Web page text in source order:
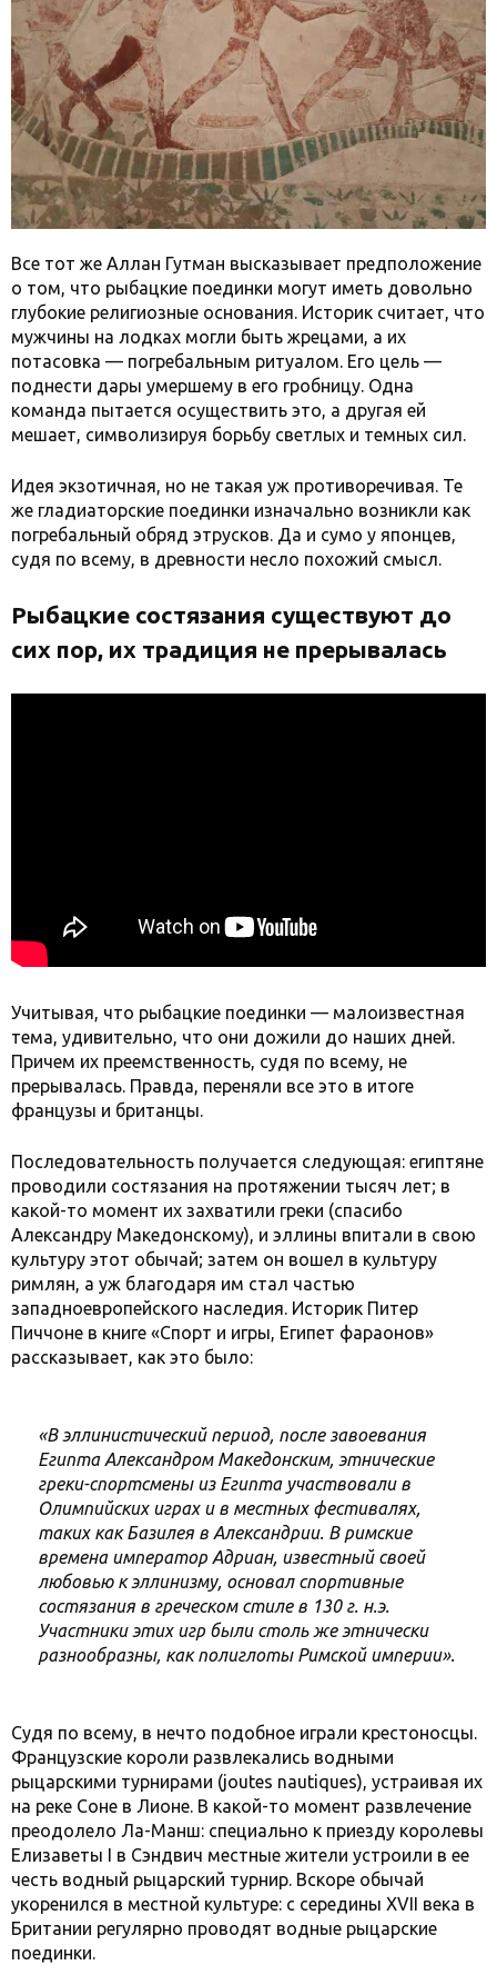
Все тот же Аллан Гутман высказывает предположение
о том, что рыбацкие поединки могут иметь довольно
глубокие религиозные основания. Историк считает, что
мужчины на лодках могли быть жрецами, а их
потасовка — погребальным ритуалом. Его цель —
поднести дары умершему в его гробницу. Одна
команда пытается осуществить это, а другая ей
мешает, символизируя борьбу светлых и темных сил.
Идея экзотичная, но не такая уж противоречивая. Те
же гладиаторские поединки изначально возникли как
погребальный обряд этрусков. Да и сумо у японцев,
судя по всему, в древности несло похожий смысл.
Рыбацкие состязания существуют до
сих пор, их традиция не прерывалась
Учитывая, что рыбацкие поединки — малоизвестная
тема, удивительно, что они дожили до наших дней.
Причем их преемственность, судя по всему, не
прерывалась. Правда, переняли все это в итоге
французы и британцы.
Последовательность получается следующая: египтяне
проводили состязания на протяжении тысяч лет; в
какой-то момент их захватили греки (спасибо
Александру Македонскому), и эллины впитали в свою
культуру этот обычай; затем он вошел в культуру
римлян, а уж благодаря им стал частью
западноевропейского наследия. Историк Питер
Пиччоне в книге «Спорт и игры, Египет фараонов»
рассказывает, как это было:
«В эллинистический период, после завоевания
Египта Александром Македонским, этнические
греки-спортсмены из Египта участвовали в
Олимпийских играх и в местных фестивалях,
таких как Базилея в Александрии. В римские
времена император Адриан, известный своей
любовью к эллинизму, основал спортивные
состязания в греческом стиле в 130 г. н.э.
Участники этих игр были столь же этнически
разнообразны, как полиглоты Римской империи».
Судя по всему, в нечто подобное играли крестоносцы.
Французские короли развлекались водными
рыцарскими турнирами (joutes nautiques), устраивая их
на реке Соне в Лионе. В какой-то момент развлечение
преодолело Ла-Манш: специально к приезду королевы
Елизаветы I в Сэндвич местные жители устроили в ее
честь водный рыцарский турнир. Вскоре обычай
укоренился в местной культуре: с середины XVII века в
Британии регулярно проводят водные рыцарские
поединки.